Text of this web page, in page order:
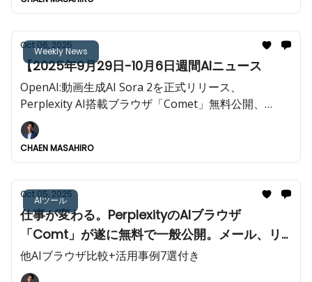
Weekly News
Oct 06, 2025
【2025年9月29日-10月6日週間AIニュース
OpenAI:動画生成AI Sora 2を正式リリース、
Perplexity AI搭載ブラウザ「Comet」無料公開、
Microsoft Copilot資料生成機能など今週も重大AIニュ
ースが多数!!️
CHAEN MASAHIRO
AIツール
Oct 05, 2025
仕事が変わる。PerplexityのAIブラウザ
「Comt」が遂に無料で一般公開。メール、リ
サーチ、フォーム入力、資料作成など常にAIが
伴奏して業務を自動化。
他AIブラウザ比較+活用事例7選付き